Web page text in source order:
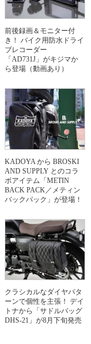
前後録画＆モニター付
き！ バイク用防水ドライ
ブレコーダー
「AD731J」がキジマか
ら登場（動画あり）
KADOYA から BROSKI
AND SUPPLY とのコラ
ボアイテム「METIN
BACK PACK／メティン
バックパック」が登場！
クラシカルなダイヤパタ
ーンで個性を主張！ デイ
トナから「サドルバッグ
DHS-21」が8月下旬発売